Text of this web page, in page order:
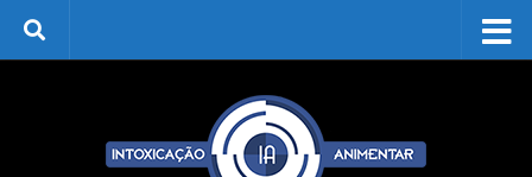
Skip to content